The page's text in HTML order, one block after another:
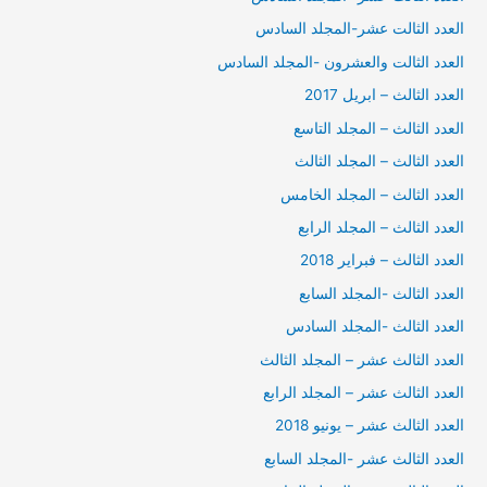
العدد الثالت عشر-المجلد السادس
العدد الثالت والعشرون -المجلد السادس
العدد الثالث – ابريل 2017
العدد الثالث – المجلد التاسع
العدد الثالث – المجلد الثالث
العدد الثالث – المجلد الخامس
العدد الثالث – المجلد الرابع
العدد الثالث – فبراير 2018
العدد الثالث -المجلد السابع
العدد الثالث -المجلد السادس
العدد الثالث عشر – المجلد الثالث
العدد الثالث عشر – المجلد الرابع
العدد الثالث عشر – يونيو 2018
العدد الثالث عشر -المجلد السابع